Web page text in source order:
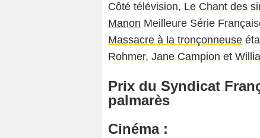
Côté télévision, Le Chant des
Manon Meilleure Série
Massacre à la tronçonneuse
Rohmer, Jane Campion et
Prix du Syndicat
palmarès
Cinéma :